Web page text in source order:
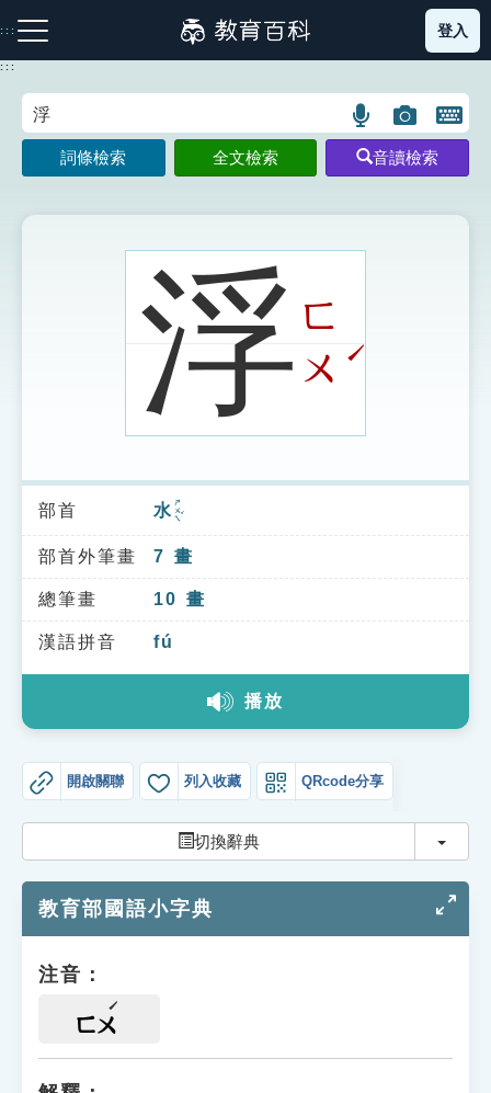
到
主
:::
注音索引圖示 筆畫索引圖示 部首索引表圖示
索引選單
知識索引
單字索引
生命大百科索引
登入
:::
語
言
搜
示
圖
片
搜
開
鍵
圖
詞條檢索 全文檢索 音讀檢索
浮ㄈ
ㄨˊ
部首 水 ㄕㄨㄟˇ
部首外筆畫 7 畫
總筆畫 10 畫
漢語拼音 fú
播放
開啟關聯 列入收藏 QRcode分享
切換辭典 切換
教育部國語小字典
注音：
ㄈㄨ